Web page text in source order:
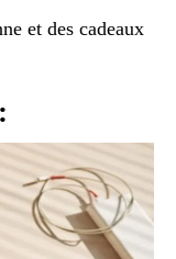
et des cadeaux